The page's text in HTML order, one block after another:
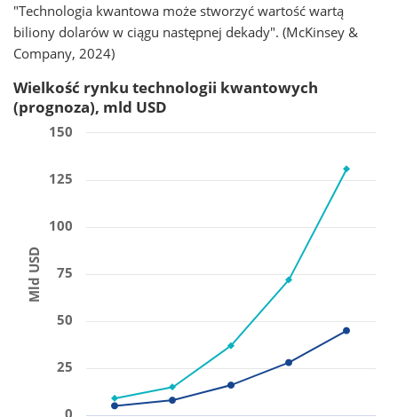
"Technologia kwantowa może stworzyć wartość wartą
biliony dolarów w ciągu następnej dekady". (McKinsey &
Company, 2024)
Wielkość rynku technologii kwantowych
(prognoza), mld USD
Mld USD
25
50
75
100
125
150